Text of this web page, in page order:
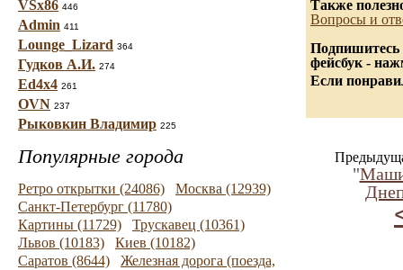
VSx86 446
Admin 411
Lounge_Lizard 364
Гудков А.И. 274
Ed4x4 261
OVN 237
Рыковкин Владимир 225
Популярные города
Ретро открытки (24086)
Москва (12939)
Санкт-Петербург (11780)
Картины (11729)
Трускавец (10361)
Львов (10183)
Киев (10182)
Саратов (8644)
Железная дорога (поезда,
Также
Вопросы и
Подпишитесь
фейсбук -
Если
"